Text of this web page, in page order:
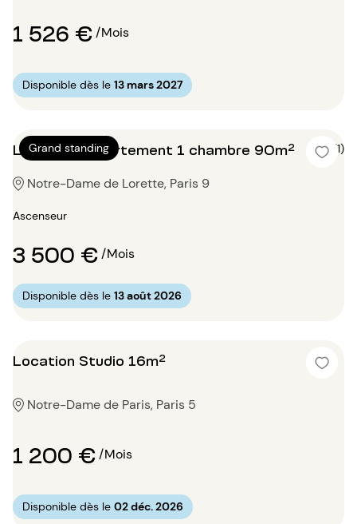
1 526 €/Mois
Disponible dès le 13 mars 2027
Grand standing
Location Appartement 1 chambre 90m² 5 (1)
Notre-Dame de Lorette, Paris 9
Ascenseur
3 500 €/Mois
Disponible dès le 13 août 2026
Location Studio 16m²
Notre-Dame de Paris, Paris 5
1 200 €/Mois
Disponible dès le 02 déc. 2026